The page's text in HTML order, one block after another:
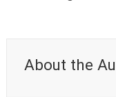
About the